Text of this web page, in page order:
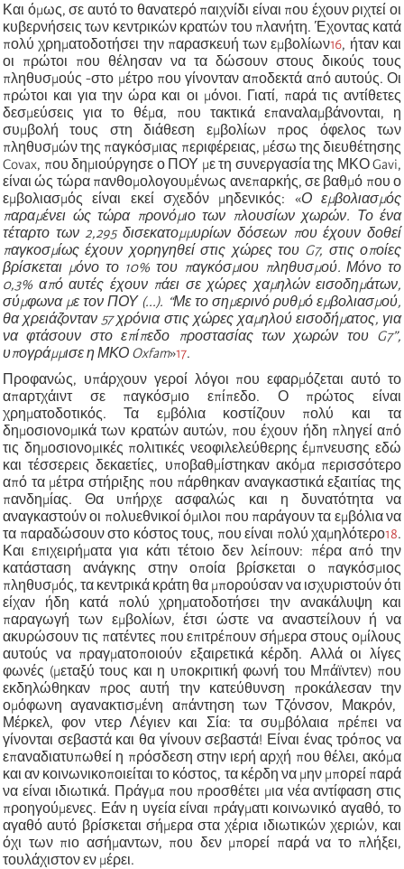
Και όμως, σε αυτό το θανατερό παιχνίδι είναι που έχουν ριχτεί οι
κυβερνήσεις των κεντρικών κρατών του πλανήτη. Έχοντας κατά
πολύ χρηματοδοτήσει την παρασκευή των εμβολίων16, ήταν και
οι πρώτοι που θέλησαν να τα δώσουν στους δικούς τους
πληθυσμούς -στο μέτρο που γίνονταν αποδεκτά από αυτούς. Οι
πρώτοι και για την ώρα και οι μόνοι. Γιατί, παρά τις αντίθετες
δεσμεύσεις για το θέμα, που τακτικά επαναλαμβάνονται, η
συμβολή τους στη διάθεση εμβολίων προς όφελος των
πληθυσμών της παγκόσμιας περιφέρειας, μέσω της διευθέτησης
Covax, που δημιούργησε ο ΠΟΥ με τη συνεργασία της ΜΚΟGavi,
είναι ώς τώρα πανθομολογουμένως ανεπαρκής, σε βαθμό που ο
εμβολιασμός είναι εκεί σχεδόν μηδενικός: «Ο εμβολιασμός
παραμένει ώς τώρα προνόμιο των πλουσίων χωρών. Το ένα
τέταρτο των 2,295 δισεκατομμυρίων δόσεων που έχουν δοθεί
παγκοσμίως έχουν χορηγηθεί στις χώρες του G7, στις οποίες
βρίσκεται μόνο το 10% του παγκόσμιου πληθυσμού. Μόνο το
0,3% από αυτές έχουν πάει σε χώρες χαμηλών εισοδημάτων,
σύμφωνα με τον ΠΟΥ (...). “Με το σημερινό ρυθμό εμβολιασμού,
θα χρειάζονταν 57χρόνια στις χώρες χαμηλού εισοδήματος, για
να φτάσουν στο επίπεδο προστασίας των χωρών του G7”,
υπογράμμισε η ΜΚΟ Oxfam»17.
Προφανώς, υπάρχουν γεροί λόγοι που εφαρμόζεται αυτό το
απαρτχάιντ σε παγκόσμιο επίπεδο. Ο πρώτος είναι
χρηματοδοτικός. Τα εμβόλια κοστίζουν πολύ και τα
δημοσιονομικά των κρατών αυτών, που έχουν ήδη πληγεί από
τις δημοσιονομικές πολιτικές νεοφιλελεύθερης έμπνευσης εδώ
και τέσσερεις δεκαετίες, υποβαθμίστηκαν ακόμα περισσότερο
από τα μέτρα στήριξης που πάρθηκαν αναγκαστικά εξαιτίας της
πανδημίας. Θα υπήρχε ασφαλώς και η δυνατότητα να
αναγκαστούν οι πολυεθνικοί όμιλοι που παράγουν τα εμβόλια να
τα παραδώσουν στο κόστος τους, που είναι πολύ χαμηλότερο18.
Και επιχειρήματα για κάτι τέτοιο δεν λείπουν: πέρα από την
κατάσταση ανάγκης στην οποία βρίσκεται ο παγκόσμιος
πληθυσμός, τα κεντρικά κράτη θα μπορούσαν να ισχυριστούν ότι
είχαν ήδη κατά πολύ χρηματοδοτήσει την ανακάλυψη και
παραγωγή των εμβολίων, έτσι ώστε να αναστείλουν ή να
ακυρώσουν τις πατέντες που επιτρέπουν σήμερα στους ομίλους
αυτούς να πραγματοποιούν εξαιρετικά κέρδη. Αλλά οι λίγες
φωνές (μεταξύ τους και η υποκριτική φωνή του Μπάϊντεν) που
εκδηλώθηκαν προς αυτή την κατεύθυνση προκάλεσαν την
ομόφωνη αγανακτισμένη απάντηση των Τζόνσον, Μακρόν,
Μέρκελ, φον ντερ Λέγιεν και Σία: τα συμβόλαια πρέπει να
γίνονται σεβαστά και θα γίνουν σεβαστά! Είναι ένας τρόπος να
επαναδιατυπωθεί η πρόσδεση στην ιερή αρχή που θέλει, ακόμα
και αν κοινωνικοποιείται το κόστος, τα κέρδη να μην μπορεί παρά
να είναι ιδιωτικά. Πράγμα που προσθέτει μια νέα αντίφαση στις
προηγούμενες. Εάν η υγεία είναι πράγματι κοινωνικό αγαθό, το
αγαθό αυτό βρίσκεται σήμερα στα χέρια ιδιωτικών χεριών, και
όχι των πιο ασήμαντων, που δεν μπορεί παρά να τοπλήξει,
τουλάχιστον εν μέρει.